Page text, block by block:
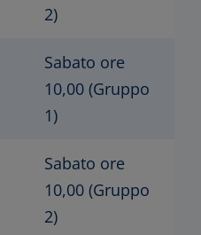
2)
Sabato ore
10,00 (Gruppo
1)
Sabato ore
10,00 (Gruppo
2)